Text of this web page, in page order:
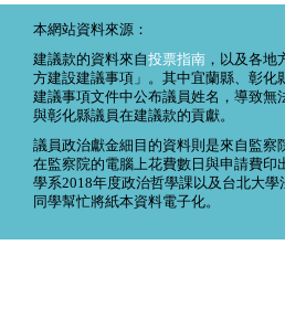
本網站資料來源：
建議款的資料來自投票指南 ，以及各地
方建設建議事項」。其中宜蘭縣、彰化
建議事項文件中公布議員姓名，導致無
與彰化縣議員在建議款的貢獻。
議員政治獻金細目的資料則是來自監察
在監察院的電腦上花費數日與申請費印
學系2018年度政治哲學課以及台北大
同學幫忙將紙本資料電子化。